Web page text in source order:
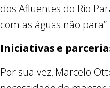
dos Afluentes do Rio
com as águas não para”.
Iniciativas e
Por sua vez, Marcelo